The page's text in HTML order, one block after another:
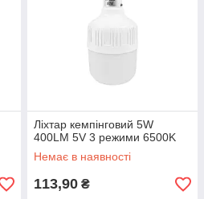
Ліхтар кемпінговий 5W
400LM 5V 3 режими 6500K
Немає в наявності
113,90 ₴